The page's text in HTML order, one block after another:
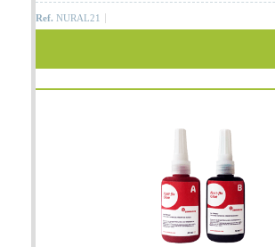
Ref. NURAL21